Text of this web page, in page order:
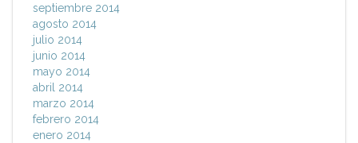
septiembre 2014
agosto 2014
julio 2014
junio 2014
mayo 2014
abril 2014
marzo 2014
febrero 2014
enero 2014